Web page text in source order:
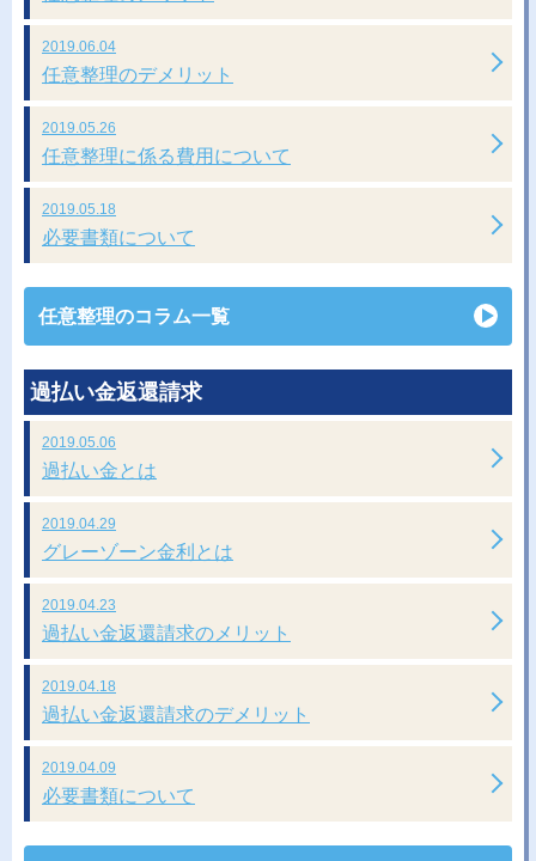
2019.06.04
任意整理のデメリット
2019.05.26
任意整理に係る費用について
2019.05.18
必要書類について
任意整理のコラム一覧
過払い金返還請求
2019.05.06
過払い金とは
2019.04.29
グレーゾーン金利とは
2019.04.23
過払い金返還請求のメリット
2019.04.18
過払い金返還請求のデメリット
2019.04.09
必要書類について